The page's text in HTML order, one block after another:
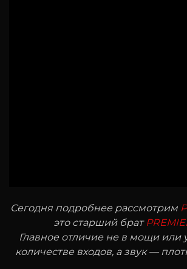
Сегодня подробнее рассмотрим
это старший брат
Главное отличие не в мощи или
количестве входов, а звук —